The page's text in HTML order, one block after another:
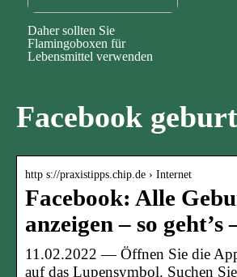
Daher sollten Sie
Flamingoboxen für
Lebensmittel verwenden
Facebook
http s://praxistipps.chip.de › Internet
Facebook: Alle
anzeigen – so geht’s
11.02.2022 — Öffnen Sie die
auf das Lupensymbol. Suchen